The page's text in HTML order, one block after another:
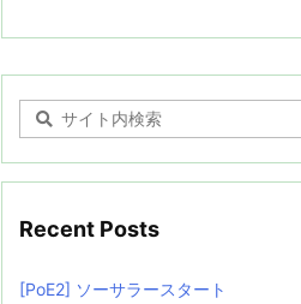
Recent Posts
[PoE2] ソーサラースタート